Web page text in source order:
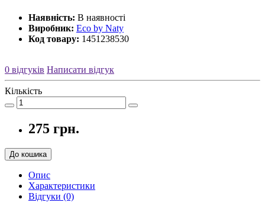
Наявність: В наявності
Виробник: Eco by Naty
Код товару: 1451238530
0 відгуків Написати відгук
Кількість
275 грн.
До кошика
Опис
Характеристики
Відгуки (0)